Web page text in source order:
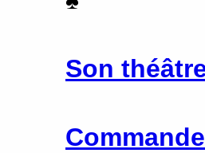
Son